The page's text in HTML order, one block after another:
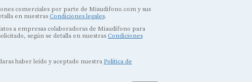
comerciales por parte de Miaudifono.com y sus
en nuestras Condiciones legales.
a empresas colaboradoras de Miaudífono para
según se detalla en nuestras Condiciones
haber leído y aceptado nuestraPolítica de